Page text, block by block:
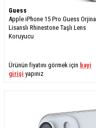
Guess
Apple iPhone 15 Pro Guess Orjinal
Lisanslı Rhinestone Taşlı Lens
Koruyucu
Ürünün fiyatını görmek için bayi
girişi yapınız